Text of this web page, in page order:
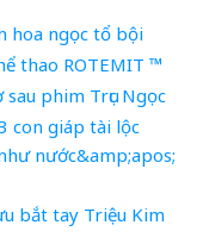
hoa ngọc tổ bội
thao ROTEMIT ™
phim Trục Ngọc
con giáp tài lộc
nước&amp;apos;
bắt tay Triệu Kim